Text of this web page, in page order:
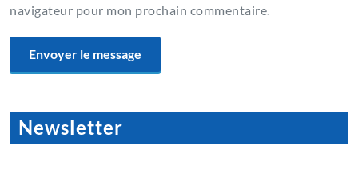
navigateur pour mon prochain commentaire.
Newsletter